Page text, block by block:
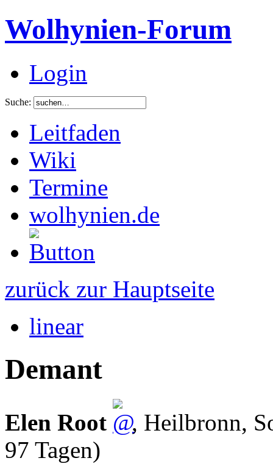
Wolhynien-Forum
Login
Suche:
Leitfaden
Wiki
Termine
wolhynien.de
zurück zur Hauptseite
linear
Demant
Elen Root , Heilbronn,
97 Tagen)